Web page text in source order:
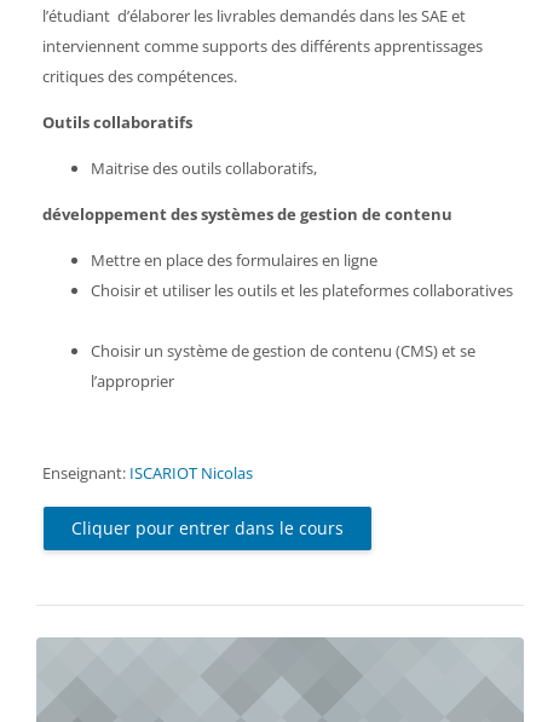
l’étudiant d’élaborer les livrables demandés dans les SAE et
interviennent comme supports des différents apprentissages
critiques des compétences.
Outils collaboratifs
Maitrise des outils collaboratifs,
développement des systèmes de gestion de contenu
Mettre en place des formulaires en ligne
Choisir et utiliser les outils et les plateformes collaboratives
Choisir un système de gestion de contenu (CMS) et se
l’approprier
Enseignant: ISCARIOT Nicolas
Cliquer pour entrer dans le cours